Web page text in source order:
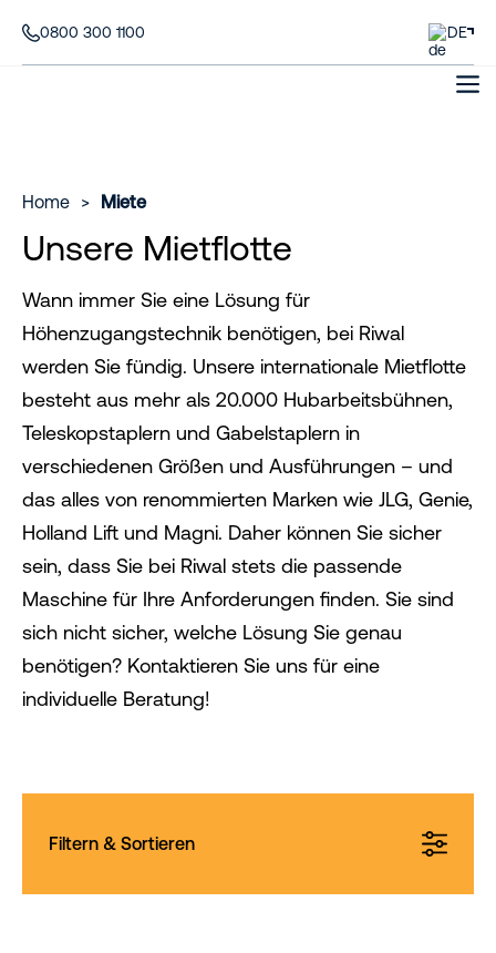
0800 300 1100 DE
Home > Miete
Unsere Mietflotte
Wann immer Sie eine Lösung für
Höhenzugangstechnik benötigen, bei Riwal
werden Sie fündig. Unsere internationale Mietflotte
besteht aus mehr als 20.000 Hubarbeitsbühnen,
Teleskopstaplern und Gabelstaplern in
verschiedenen Größen und Ausführungen – und
das alles von renommierten Marken wie JLG, Genie,
Holland Lift und Magni. Daher können Sie sicher
sein, dass Sie bei Riwal stets die passende
Maschine für Ihre Anforderungen finden. Sie sind
sich nicht sicher, welche Lösung Sie genau
benötigen? Kontaktieren Sie uns für eine
individuelle Beratung!
Filtern & Sortieren